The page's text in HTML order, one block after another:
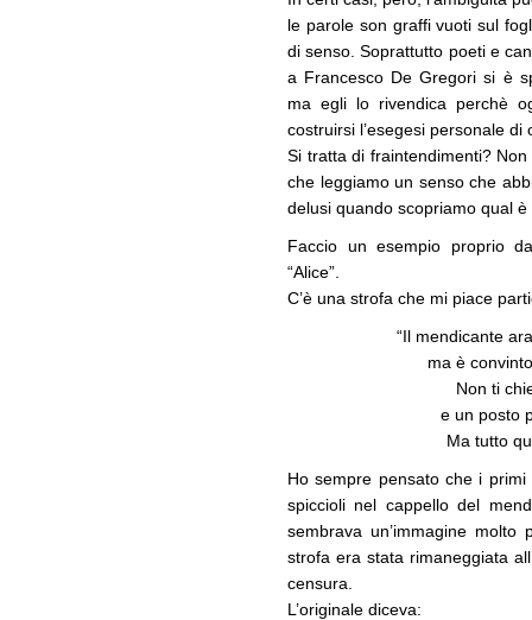
le parole son graffi vuoti sul
di senso. Soprattutto poeti e
a Francesco De Gregori si è
ma egli lo rivendica perchè
costruirsi l’esegesi personale di
Si tratta di fraintendimenti?
che leggiamo un senso che
delusi quando scopriamo qual
Faccio un esempio proprio
“Alice”.
C’è una strofa che mi piace
“Il mendicante
ma è
Non ti
e un posto
Ma tutto
Ho sempre pensato che i
spiccioli nel cappello del
sembrava un’immagine
strofa era stata rimaneggiata
censura.
L’originale diceva: